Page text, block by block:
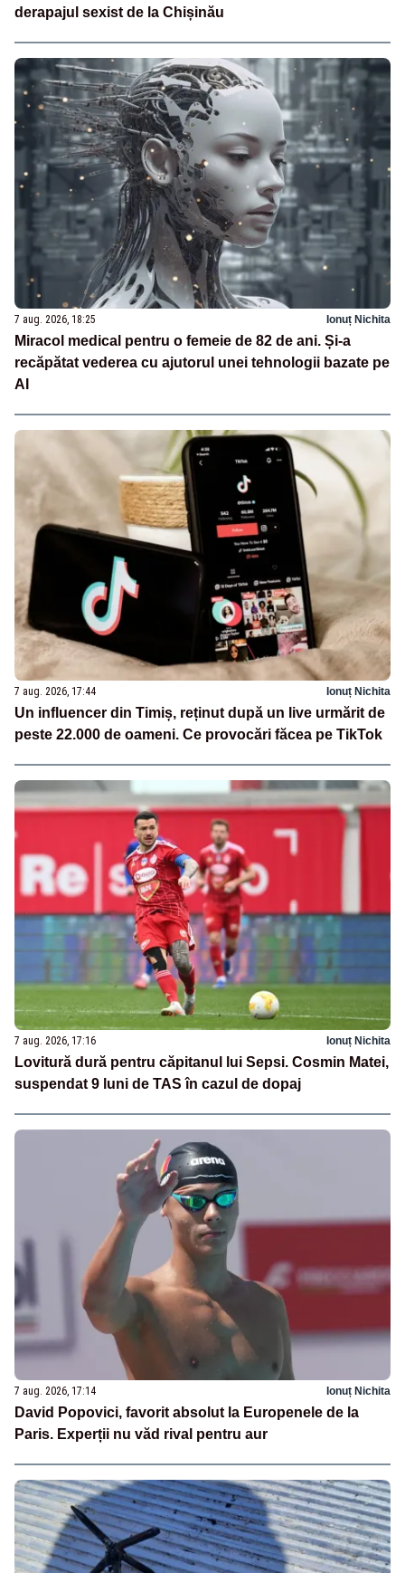
derapajul sexist de la Chișinău
7 aug. 2026, 18:25 Ionuț Nichita
Miracol medical pentru o femeie de 82 de ani. Și-a
recăpătat vederea cu ajutorul unei tehnologii bazate pe
AI
7 aug. 2026, 17:44 Ionuț Nichita
Un influencer din Timiș, reținut după un live urmărit de
peste 22.000 de oameni. Ce provocări făcea pe TikTok
7 aug. 2026, 17:16 Ionuț Nichita
Lovitură dură pentru căpitanul lui Sepsi. Cosmin Matei,
suspendat 9 luni de TAS în cazul de dopaj
7 aug. 2026, 17:14 Ionuț Nichita
David Popovici, favorit absolut la Europenele de la
Paris. Experții nu văd rival pentru aur